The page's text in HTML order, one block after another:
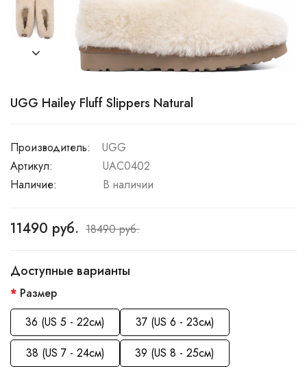
UGG Hailey Fluff Slippers Natural
Производитель:
UGG
Артикул:
UAC0402
Наличие:
В наличии
11490 руб. 18490 руб.
Доступные варианты
Размер
36 (US 5 - 22см)
37 (US 6 - 23см)
38 (US 7 - 24см)
39 (US 8 - 25см)